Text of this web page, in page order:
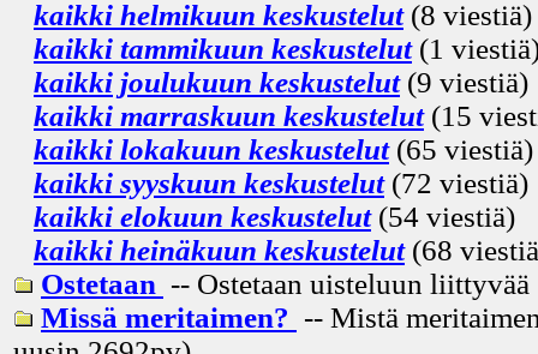
kaikki helmikuun keskustelut(8 viestiä)
kaikki tammikuun keskustelut(1
kaikki joulukuun keskustelut(9 viestiä)
kaikki marraskuun keskustelut(15
kaikki lokakuun keskustelut(65 viestiä)
kaikki syyskuun keskustelut(72 viestiä)
kaikki elokuun keskustelut(54 viestiä)
kaikki heinäkuun keskustelut(68
Ostetaan -- Ostetaan uisteluun
Missä meritaimen? -- Mistä